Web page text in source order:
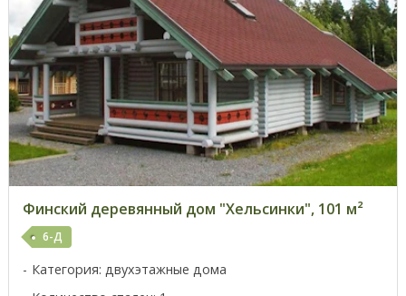
Финский деревянный дом "Хельсинки", 101 м²
6-Д
Категория: двухэтажные дома